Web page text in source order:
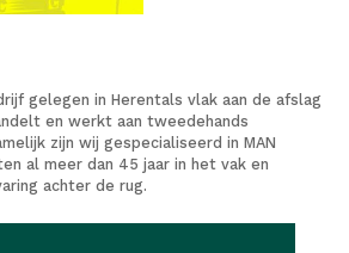
gelegen in Herentals vlak aan de afslag
en werkt aan tweedehands
zijn wij gespecialiseerd in MAN
al meer dan 45 jaar in het vak en
achter de rug.